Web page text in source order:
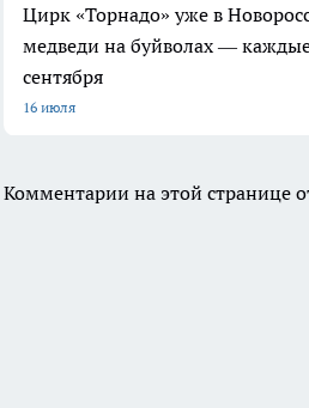
Цирк «Торнадо» уже в
медведи на буйволах —
сентября
16 июля
Комментарии на этой странице